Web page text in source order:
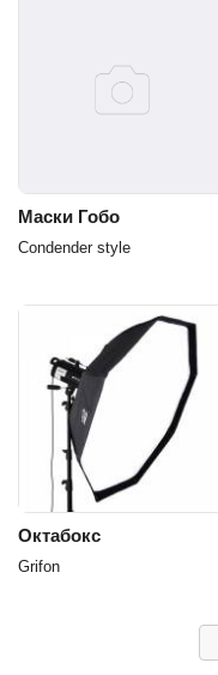
Маски Гобо
Сondender style
Октабокс
Grifon